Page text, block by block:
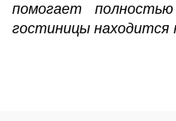
помогает
гостиницы находится